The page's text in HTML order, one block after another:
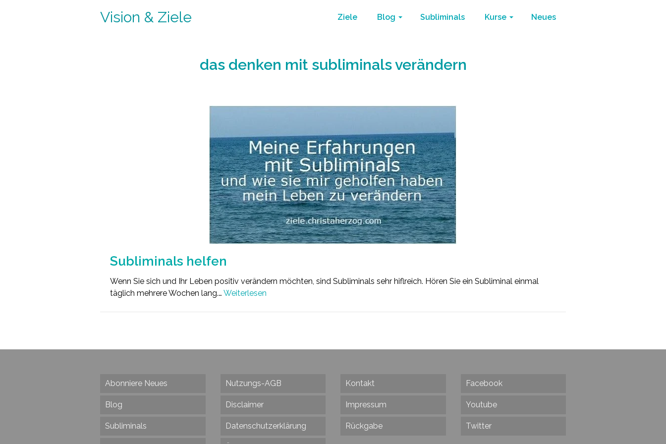
Vision & Ziele Ziele Blog Subliminals Kurse Neues
das denken mit subliminals verändern
Subliminals helfen
Wenn Sie sich und Ihr Leben positiv verändern möchten, sind Subliminals sehr hiflreich. Hören Sie ein Subliminal einmal
täglich mehrere Wochen lang.… Weiterlesen
Abonniere Neues
Blog
Subliminals
Nutzungs-AGB
Disclaimer
Datenschutzerklärung
Kontakt
Impressum
Rückgabe
Facebook
Youtube
Twitter